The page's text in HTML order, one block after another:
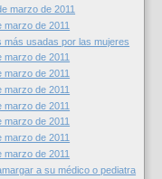
marzo de 2011
marzo de 2011
más usadas por las mujeres
marzo de 2011
marzo de 2011
marzo de 2011
marzo de 2011
marzo de 2011
marzo de 2011
marzo de 2011
a su médico o pediatra